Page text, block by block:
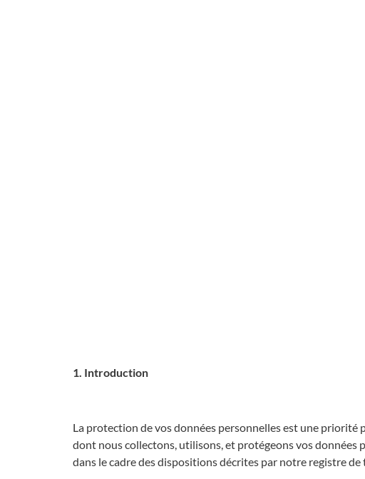
1. Introduction
La protection de vos données personnelles est une
dont nous collectons, utilisons, et protégeons vos
dans le cadre des dispositions décrites par notre registre de